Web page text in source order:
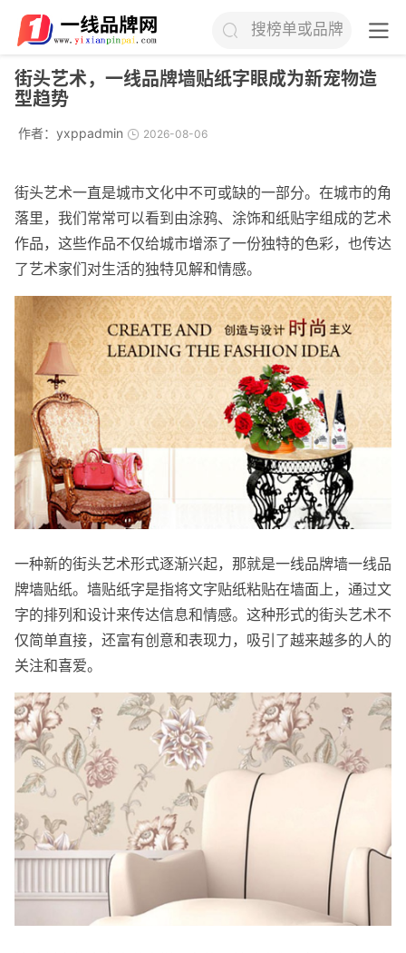
搜榜单或品牌
街头艺术，一线品牌墙贴纸字眼成为新宠物造
型趋势
作者： yxppadmin 2026-08-06
街头艺术一直是城市文化中不可或缺的一部分。在城市的角
落里，我们常常可以看到由涂鸦、涂饰和纸贴字组成的艺术
作品，这些作品不仅给城市增添了一份独特的色彩，也传达
了艺术家们对生活的独特见解和情感。
一种新的街头艺术形式逐渐兴起，那就是一线品牌墙一线品
牌墙贴纸。墙贴纸字是指将文字贴纸粘贴在墙面上，通过文
字的排列和设计来传达信息和情感。这种形式的街头艺术不
仅简单直接，还富有创意和表现力，吸引了越来越多的人的
关注和喜爱。